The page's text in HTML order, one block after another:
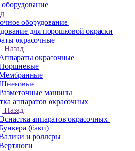
оборудование
для порошковой окраски
окрасочные
Назад
Аппараты окрасочные
машины
аппаратов окрасочных
Назад
аппаратов окрасочных
(баки)
и роллеры